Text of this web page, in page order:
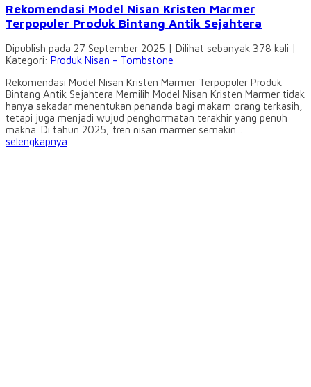
Rekomendasi Model Nisan Kristen Marmer
Terpopuler Produk Bintang Antik Sejahtera
Dipublish pada 27 September 2025 | Dilihat sebanyak 378 kali |
Kategori: Produk Nisan - Tombstone
Rekomendasi Model Nisan Kristen Marmer Terpopuler Produk
Bintang Antik Sejahtera Memilih Model Nisan Kristen Marmer tidak
hanya sekadar menentukan penanda bagi makam orang terkasih,
tetapi juga menjadi wujud penghormatan terakhir yang penuh
makna. Di tahun 2025, tren nisan marmer semakin...
selengkapnya